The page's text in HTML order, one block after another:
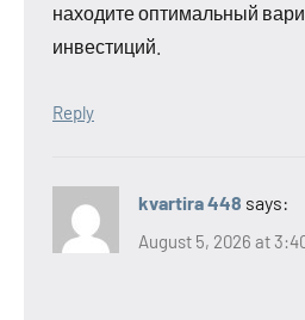
находите оптимальный
инвестиций.
Reply
kvartira 448 says:
August 5, 2026 at